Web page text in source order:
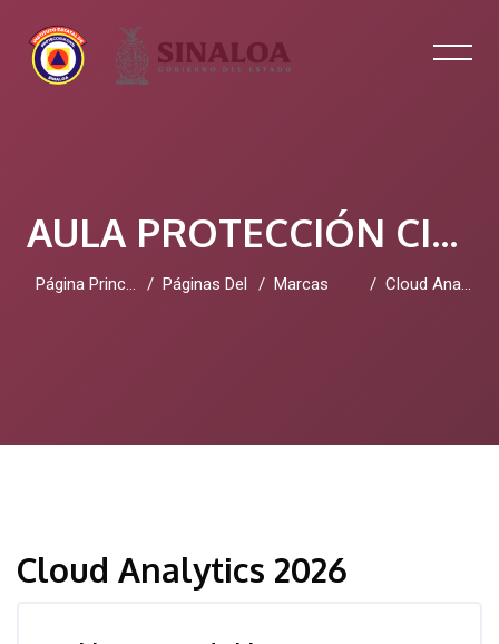
AULA PROTECCIÓN CIVIL SINALOA
Página Principal Páginas Del SitioMarcas Cloud Analytics 2026
Cloud Analytics 2026